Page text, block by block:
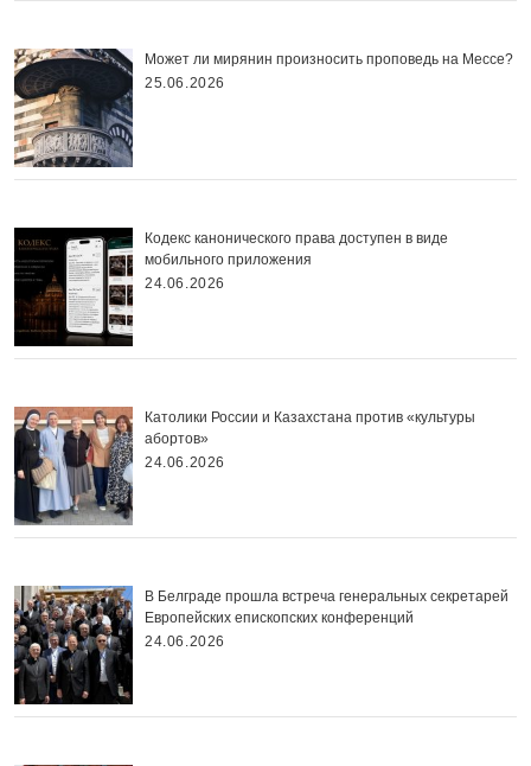
Может ли мирянин произносить проповедь на Мессе?
25.06.2026
Кодекс канонического права доступен в виде
мобильного приложения
24.06.2026
Католики России и Казахстана против «культуры
абортов»
24.06.2026
В Белграде прошла встреча генеральных секретарей
Европейских епископских конференций
24.06.2026